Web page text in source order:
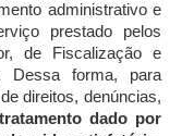
administrativo e
prestado pelos
de Fiscalização e
Dessa forma, para
direitos, denúncias,
dado por